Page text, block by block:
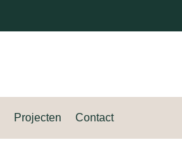
Projecten Contact